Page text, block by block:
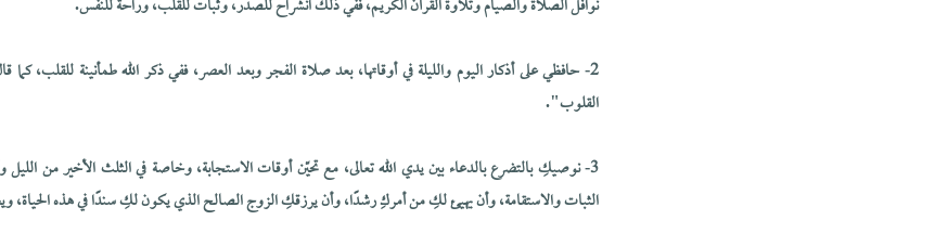
نوافل الصلاة والصيام وتلاوة القرآن الكريم، ففي ذلك انشراح للصدر، وثبات للقلب، وراحة للنفس.
2- حافظي على أذكار اليوم والليلة في أوقاتها، بعد صلاة الفجر وبعد العصر، ففي ذكر الله طمأنينة للقلب، كما
القلوب".
3- نوصيكِ بالتضرع بالدعاء بين يدي الله تعالى، مع تحيّن أوقات الاستجابة، وخاصة في الثلث الأخير من الليل
الثبات والاستقامة، وأن يهيئ لكِ من أمركِ رشدًا، وأن يرزقكِ الزوج الصالح الذي يكون لكِ سندًا في هذه الحياة،